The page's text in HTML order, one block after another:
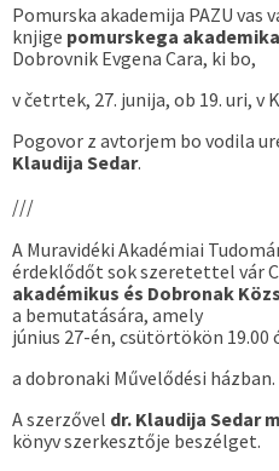
Pomurska akademija PAZU vas
knjige pomurskega akademika
Dobrovnik Evgena Cara, ki bo,
v četrtek, 27. junija, ob 19. uri, v
Pogovor z avtorjem bo vodila
Klaudija Sedar.
///
A Muravidéki Akadémiai
érdeklődőt sok szeretettel vár
akadémikus és Dobronak
a bemutatására, amely
június 27-én, csütörtökön 19.00
a dobronaki Művelődési házban.
A szerzővel dr. Klaudija Sedar
könyv szerkesztője beszélget.